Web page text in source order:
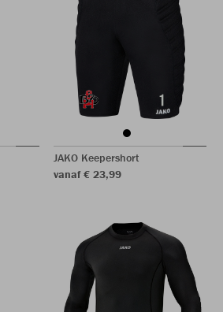
JAKO Keepershort
vanaf € 23,99